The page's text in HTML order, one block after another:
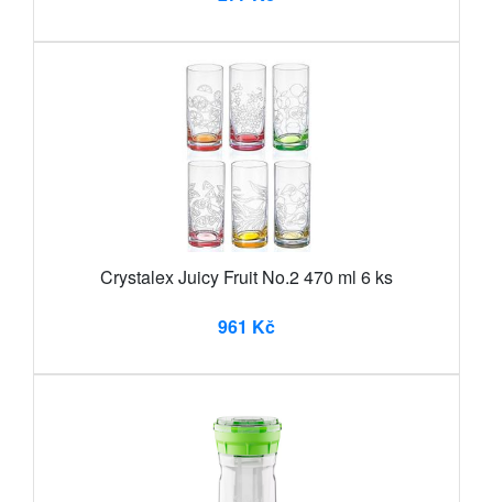
Crystalex Juicy Fruit No.2 470 ml 6 ks
961 Kč